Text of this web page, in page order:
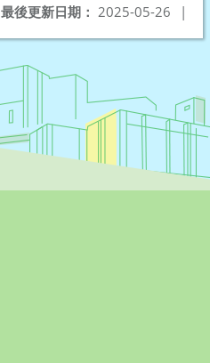
最後更新日期： 2025-05-26 |